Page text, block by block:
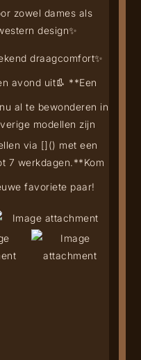
zowel dames als
design✨
draagcomfort✨
avond uit👢 **Een
al te bewonderen in
modellen zijn
via []() met een
7 werkdagen.**Kom
favoriete paar!